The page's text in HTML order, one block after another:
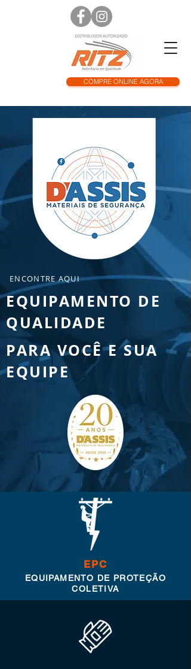
COMPRE ONLINE AGORA
ENCONTRE AQUI
EQUIPAMENTO DE
QUALIDADE
PARA VOCÊ E SUA
EQUIPE
EPC
EQUIPAMENTO DE PROTEÇÃO
COLETIVA